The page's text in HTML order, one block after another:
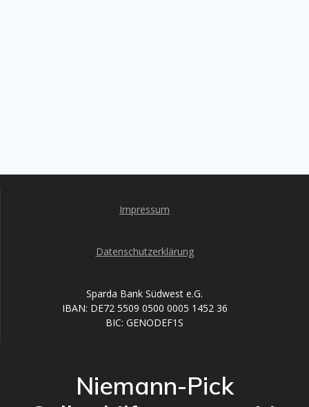
Impressum
Datenschutzerklärung
Sparda Bank Südwest e.G.
IBAN: DE72 5509 0500 0005 1452 36
BIC: GENODEF1S
Niemann-Pick